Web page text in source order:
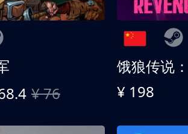
¥ 76 ¥ 198